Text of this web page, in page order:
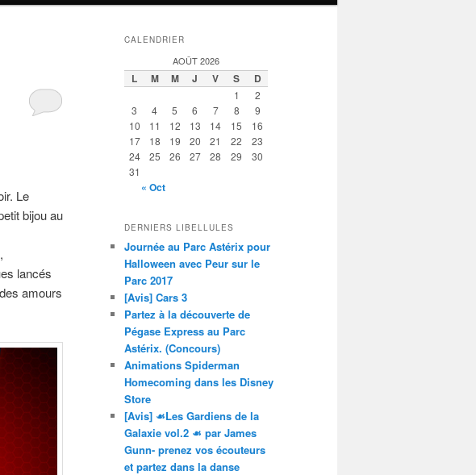
Le
bijou au
lancés
amours
CALENDRIER
AOÛT 2026
L M M J V S D
1
2
3
4 5 6 7 8
9
10
11 12 13 14 15
16
17
18 19 20 21 22
23
24
25 26 27 28 29
30
31
« Oct
DERNIERS LIBELLULES
Journée au Parc Astérix pour
Halloween avec Peur sur le
Parc 2017
[Avis] Cars 3
Partez à la découverte de
Pégase Express au Parc
Astérix. (Concours)
Animations Spiderman
Homecoming dans les Disney
Store
[Avis] ☙Les Gardiens de la
Galaxie vol.2 ☙ par James
Gunn- prenez vos écouteurs
et partez dans la danse